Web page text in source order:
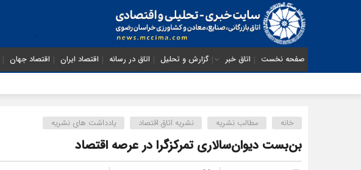
صفحه نخست اتاق خبر گزارش و تحلیل اتاق در رسانه اقتصاد ایران اقتصاد جهان
خانه مطالب نشریه نشریه اتاق اقتصاد یادداشت های نشریه
بن‌بست دیوان‌سالاری تمرکزگرا در عرصه اقتصاد